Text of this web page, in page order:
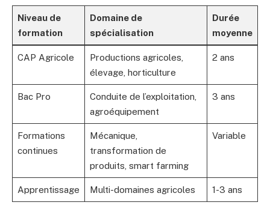
Niveau de
formation
Domaine de
spécialisation
Durée
moyenne
CAP Agricole
Productions agricoles,
élevage, horticulture
2 ans
Bac Pro
Conduite de l’exploitation,
agroéquipement
3 ans
Formations
continues
Mécanique,
transformation de
produits, smart farming
Variable
Apprentissage Multi-domaines agricoles 1-3 ans